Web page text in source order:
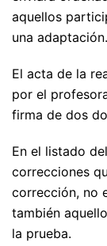
aquellos
una adaptación.
El acta de la
por el
firma de dos
En el listado
correcciones
corrección, no
también
la prueba.